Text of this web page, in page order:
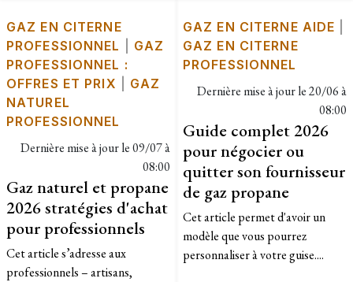
GAZ EN CITERNE
PROFESSIONNEL
GAZ
PROFESSIONNEL :
OFFRES ET PRIX
GAZ
NATUREL
PROFESSIONNEL
Dernière mise à jour le09/07 à
08:00
Gaz naturel et propane
2026 stratégies d'achat
pour professionnels
​Cet article s’adresse aux
professionnels – artisans,
GAZ EN CITERNE AIDE
GAZ EN CITERNE
PROFESSIONNEL
Dernière mise à jour le20/06 à
08:00
Guide complet 2026
pour négocier ou
quitter son fournisseur
de gaz propane
Cet article permet d'avoir un
modèle que vous pourrez
personnaliser à votre guise....